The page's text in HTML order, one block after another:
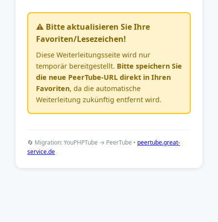
⚠️ Bitte aktualisieren Sie Ihre
Favoriten/Lesezeichen!
Diese Weiterleitungsseite wird nur
temporär bereitgestellt. Bitte speichern Sie
die neue PeerTube-URL direkt in Ihren
Favoriten, da die automatische
Weiterleitung zukünftig entfernt wird.
🔄 Migration: YouPHPTube → PeerTube • peertube.great-
service.de